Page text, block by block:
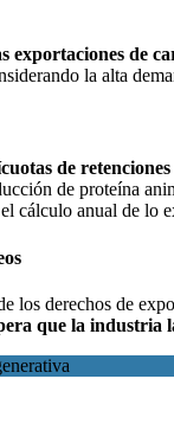
exportaciones de
la alta
de
de proteína
cálculo anual de lo
derechos de
que la